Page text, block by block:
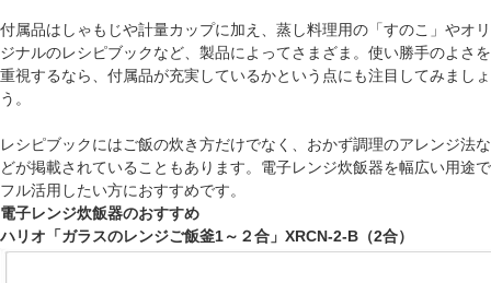
付属品はしゃもじや計量カップに加え、蒸し料理用の「すのこ」やオリ
ジナルのレシピブックなど、製品によってさまざま。使い勝手のよさを
重視するなら、付属品が充実しているかという点にも注目してみましょ
う。
レシピブックにはご飯の炊き方だけでなく、おかず調理のアレンジ法な
どが掲載されていることもあります。電子レンジ炊飯器を幅広い用途で
フル活用したい方におすすめです。
電子レンジ炊飯器のおすすめ
ハリオ「ガラスのレンジご飯釜1～２合」XRCN-2-B（2合）